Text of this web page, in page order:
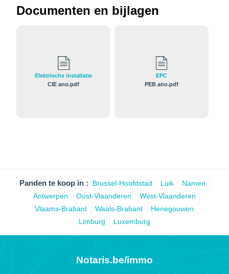
Documenten en bijlagen
Elektrische installatie
CIE ano.pdf
EPC
PEB ano.pdf
Panden te koop in : Brussel-Hoofdstad Luik
Namen
Antwerpen
Oost-Vlaanderen
West-Vlaanderen
Vlaams-Brabant
Waals-Brabant
Henegouwen
Limburg
Luxemburg
Notaris.be/immo